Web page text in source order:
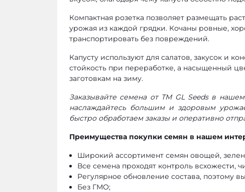
Компактная розетка позволяет размещать
урожая из каждой грядки. Кочаны ровные,
транспортировать без повреждений.
Капусту используют для салатов, закусок и
стойкость при переработке, а насыщенный
заготовкам на зиму.
Заказывайте семена от ТМ GL Seeds в
наслаждайтесь большим и здоровым
быстро обработаем заказы и оперативно
Преимущества покупки семян в нашем
Широкий ассортимент семян овощей,
Все семена проходят контроль всхожести,
Регулярное обновление состава, поэтому
Без ГМО;